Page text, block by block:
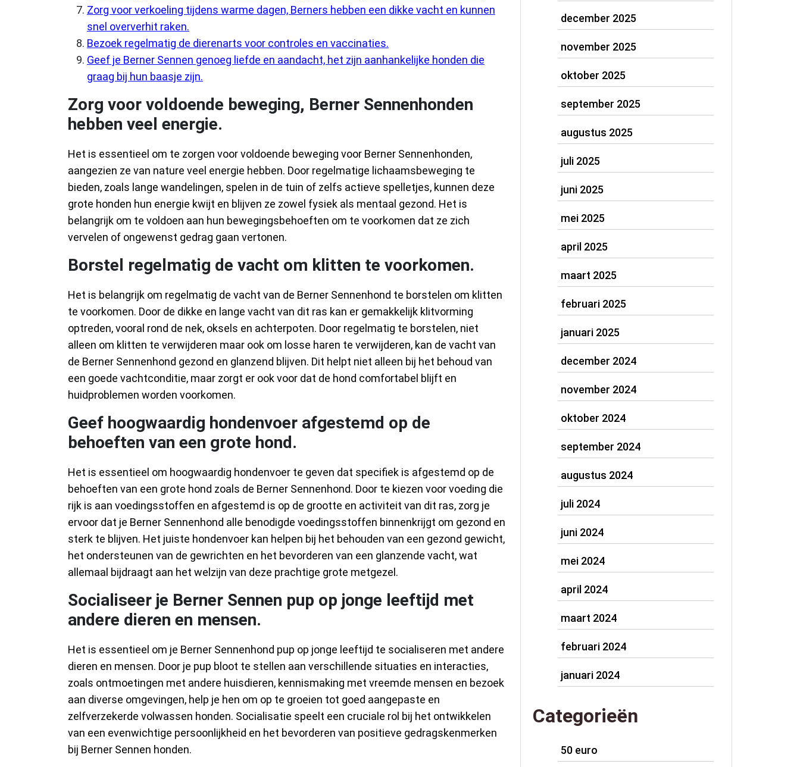
Zorg voor verkoeling tijdens warme dagen, Berners hebben een dikke vacht en kunnen
snel oververhit raken.
Bezoek regelmatig de dierenarts voor controles en vaccinaties.
Geef je Berner Sennen genoeg liefde en aandacht, het zijn aanhankelijke honden die
graag bij hun baasje zijn.
Zorg voor voldoende beweging, Berner Sennenhonden
hebben veel energie.
Het is essentieel om te zorgen voor voldoende beweging voor Berner Sennenhonden,
aangezien ze van nature veel energie hebben. Door regelmatige lichaamsbeweging te
bieden, zoals lange wandelingen, spelen in de tuin of zelfs actieve spelletjes, kunnen deze
grote honden hun energie kwijt en blijven ze zowel fysiek als mentaal gezond. Het is
belangrijk om te voldoen aan hun bewegingsbehoeften om te voorkomen dat ze zich
vervelen of ongewenst gedrag gaan vertonen.
Borstel regelmatig de vacht om klitten te voorkomen.
Het is belangrijk om regelmatig de vacht van de Berner Sennenhond te borstelen om klitten
te voorkomen. Door de dikke en lange vacht van dit ras kan er gemakkelijk klitvorming
optreden, vooral rond de nek, oksels en achterpoten. Door regelmatig te borstelen, niet
alleen om klitten te verwijderen maar ook om losse haren te verwijderen, kan de vacht van
de Berner Sennenhond gezond en glanzend blijven. Dit helpt niet alleen bij het behoud van
een goede vachtconditie, maar zorgt er ook voor dat de hond comfortabel blijft en
huidproblemen worden voorkomen.
Geef hoogwaardig hondenvoer afgestemd op de
behoeften van een grote hond.
Het is essentieel om hoogwaardig hondenvoer te geven dat specifiek is afgestemd op de
behoeften van een grote hond zoals de Berner Sennenhond. Door te kiezen voor voeding die
rijk is aan voedingsstoffen en afgestemd is op de grootte en activiteit van dit ras, zorg je
ervoor dat je Berner Sennenhond alle benodigde voedingsstoffen binnenkrijgt om gezond en
sterk te blijven. Het juiste hondenvoer kan helpen bij het behouden van een gezond gewicht,
het ondersteunen van de gewrichten en het bevorderen van een glanzende vacht, wat
allemaal bijdraagt aan het welzijn van deze prachtige grote metgezel.
Socialiseer je Berner Sennen pup op jonge leeftijd met
andere dieren en mensen.
Het is essentieel om je Berner Sennenhond pup op jonge leeftijd te socialiseren met andere
dieren en mensen. Door je pup bloot te stellen aan verschillende situaties en interacties,
zoals ontmoetingen met andere huisdieren, kennismaking met vreemde mensen en bezoek
aan diverse omgevingen, help je hen om op te groeien tot goed aangepaste en
zelfverzekerde volwassen honden. Socialisatie speelt een cruciale rol bij het ontwikkelen
van een evenwichtige persoonlijkheid en het bevorderen van positieve gedragskenmerken
bij Berner Sennen honden.
december 2025
november 2025
oktober 2025
september 2025
augustus 2025
juli 2025
juni 2025
mei 2025
april 2025
maart 2025
februari 2025
januari 2025
december 2024
november 2024
oktober 2024
september 2024
augustus 2024
juli 2024
juni 2024
mei 2024
april 2024
maart 2024
februari 2024
januari 2024
Categorieën
50 euro